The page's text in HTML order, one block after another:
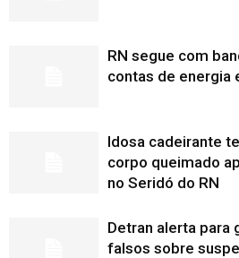
RN segue com
contas de energia
Idosa cadeirante
corpo queimado
no Seridó do RN
Detran alerta para
falsos sobre